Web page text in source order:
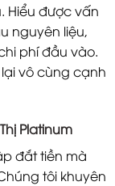
Hiểu được vấn
nguyên liệu,
phí đầu vào.
vô cùng cạnh
Platinum
đắt tiền mà
tôi khuyên